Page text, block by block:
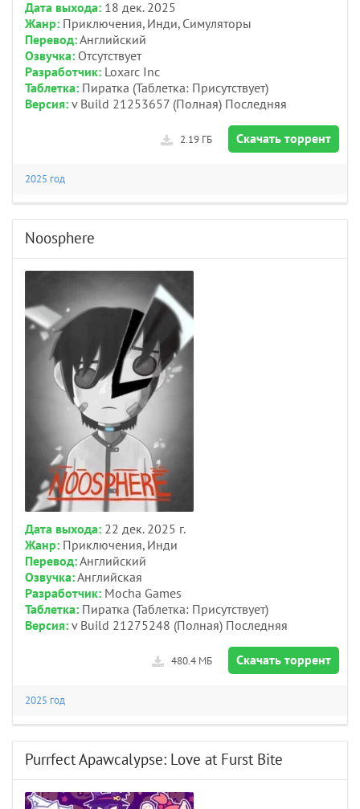
Дата выхода: 18 дек. 2025
Жанр: Приключения, Инди, Симуляторы
Перевод:Английский
Озвучка: Отсутствует
Разработчик: Loxarc Inc
Таблетка: Пиратка (Таблетка: Присутствует)
Версия: v Build 21253657 (Полная) Последняя
Скачать торрент
2.19 ГБ
2025 год
Noosphere
Дата выхода: 22 дек. 2025 г.
Жанр: Приключения, Инди
Перевод:Английский
Озвучка:Английская
Разработчик: Mocha Games
Таблетка: Пиратка (Таблетка: Присутствует)
Версия: v Build 21275248 (Полная) Последняя
Скачать торрент
480.4 МБ
2025 год
Purrfect Apawcalypse: Love at Furst Bite